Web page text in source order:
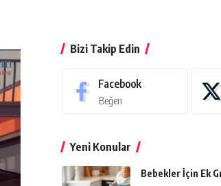
Bizi Takip Edin
Facebook
Beğen
Yeni Konular
Bebekler İçin Ek